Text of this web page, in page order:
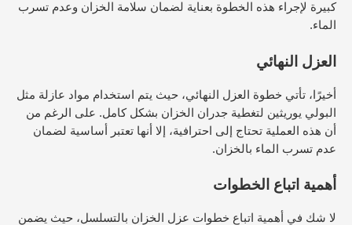
كبيرة لإجراء هذه الخطوة بعناية لضمان سلامة الخزان وعدم تسرب
الماء.
العزل النهائي
أخيرًا، تأتي خطوة العزل النهائي، حيث يتم استخدام مواد عازلة مثل
البولي يوريثين لتغطية جدران الخزان بشكل كامل. على الرغم من
أن هذه العملية تحتاج إلى احترافية، إلا أنها تعتبر أساسية لضمان
عدم تسرب الماء بالخزان.
أهمية اتباع الخطوات
لا شك في أهمية اتباع خطوات عزل الخزان بالتسلسل، حيث يضمن